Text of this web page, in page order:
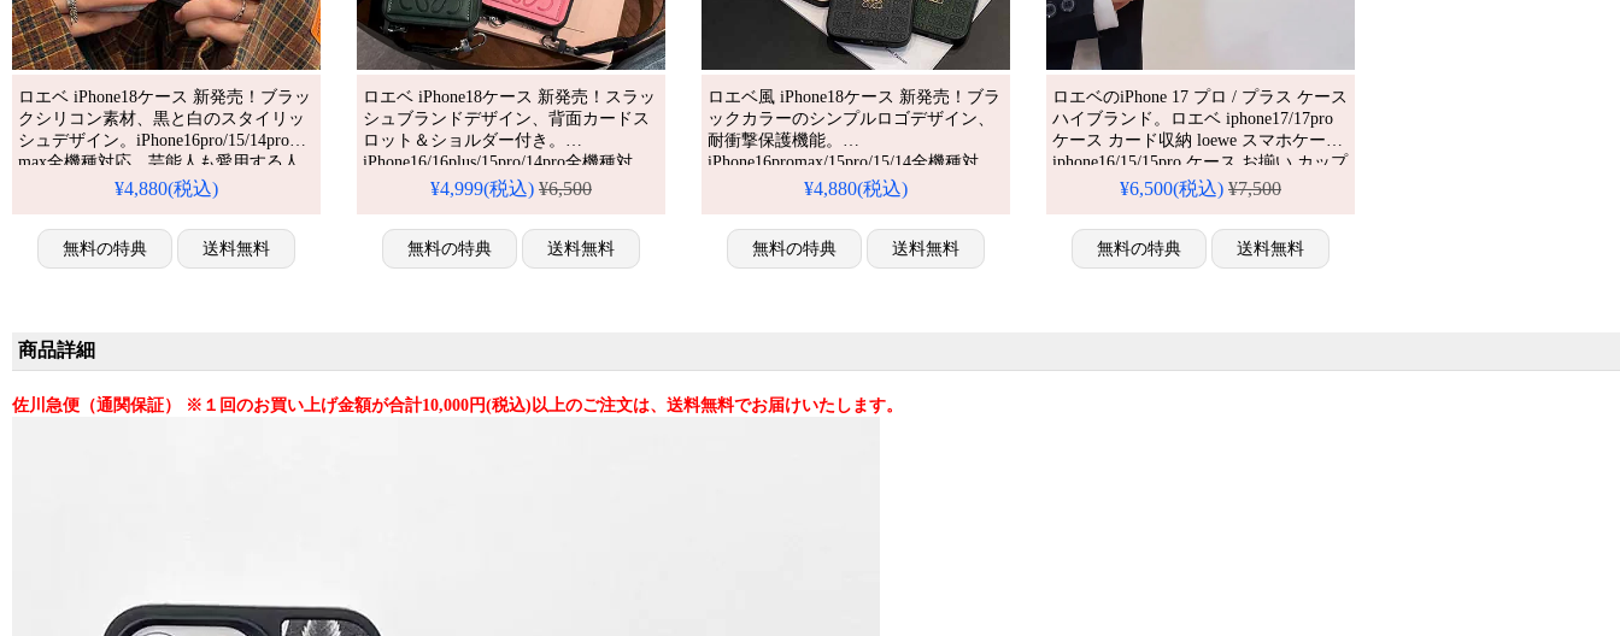
ロエベ iPhone18ケース 新発売！ブラッ
クシリコン素材、黒と白のスタイリッ
シュデザイン。iPhone16pro/15/14pro
max全機種対応。芸能人も愛用する人
気ブランド、耐衝撃＆防水の多機能仕
り、格安で手に入り、
iPhone17pro/16promaxケースとしても使
える優れもの！（スマホケース黒・女
¥4,880(税込)
無料の特典 送料無料
ロエベ iPhone18ケース 新発売！スラッ
シュブランドデザイン、背面カードス
ロット＆ショルダー付き。
iPhone16/16plus/15pro/14pro全機種対
応。芸能人も愛用する人気ブランド、
レザーファッションスタイルが流行
り、格安で手に入り、
iPhone17pro/16promaxケースとしても使
¥4,999(税込) ¥6,500
無料の特典 送料無料
ロエベ風 iPhone18ケース 新発売！ブラ
ックカラーのシンプルロゴデザイン、
耐衝撃保護機能。
iPhone16promax/15pro/15/14全機種対
応。芸能人も愛用する人気ブランド
ベスタイルが流行り、格安で手に入
り、iPhone17pro/16promaxケースとして
も使える優れもの！（スマホケース
¥4,880(税込)
無料の特典 送料無料
ロエベのiPhone 17 プロ / プラス ケース
ハイブランド。ロエベ iphone17/17pro
ケース カード収納 loewe スマホケース
iphone16/15/15pro ケース お揃い カップ
ル iphone14/13 ケース 背面収納 ハイブ
ム。耐衝撃・防水・多機能でかわい
い。おしゃれでシンプル、しかも格
安。流行りのデザインをおすすめ。
¥6,500(税込) ¥7,500
無料の特典 送料無料
商品詳細
佐川急便（通関保証） ※１回のお買い上げ金額が合計10,000円(税込)以上のご注文は、送料無料でお届けいたします。